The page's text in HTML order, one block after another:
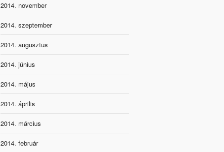
2014. november
2014. szeptember
2014. augusztus
2014. június
2014. május
2014. április
2014. március
2014. február